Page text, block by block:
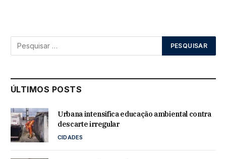
ÚLTIMOS POSTS
Urbana intensifica educação ambiental contra
descarte irregular
CIDADES